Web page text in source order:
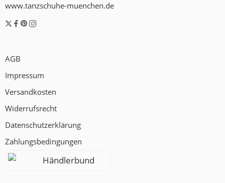
www.tanzschuhe-muenchen.de
AGB
Impressum
Versandkosten
Widerrufsrecht
Datenschutzerklärung
Zahlungsbedingungen
Händlerbund